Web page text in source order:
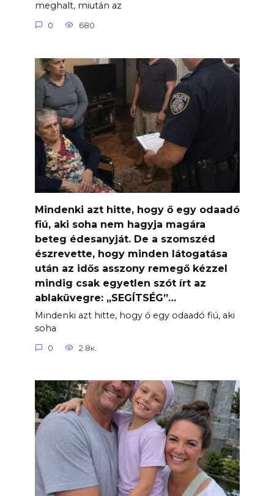
meghalt, miután az
0 680
Mindenki azt hitte, hogy ő egy odaadó
fiú, aki soha nem hagyja magára
beteg édesanyját. De a szomszéd
észrevette, hogy minden látogatása
után az idős asszony remegő kézzel
mindig csak egyetlen szót írt az
ablaküvegre: „SEGÍTSÉG”…
Mindenki azt hitte, hogy ő egy odaadó fiú, aki
soha
0 2.8к.